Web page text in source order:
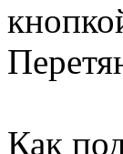
Как